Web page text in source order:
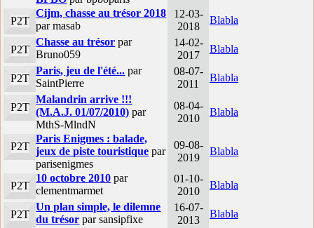
P2T
Cijm, chasse au trésor 2018
par masab
12-03-
2018
Blabla
P2T
Chasse au trésor par
Bruno059
14-02-
2017
Blabla
P2T
Paris, jeu de l'été... par
SaintPierre
08-07-
2011
Blabla
P2T
Malandrin arrive !!!
(M.A.J. 01/07/2010) par
MthS-MlndN
08-04-
2010
Blabla
P2T
Paris Enigmes : balade,
jeux de piste touristique par
parisenigmes
09-08-
2019
Blabla
P2T
10 octobre 2010 par
clementmarmet
01-10-
2010
Blabla
P2T
Un plan simple, le dilemne
du trésor par sansipfixe
16-07-
2013
Blabla